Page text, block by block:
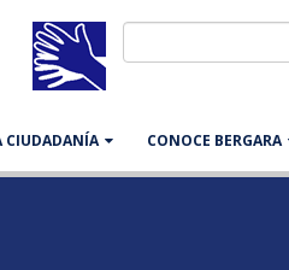
CIUDADANÍA CONOCE BERGARA